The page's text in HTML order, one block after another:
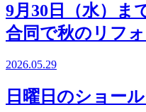
9月30日（水）ま
合同で秋のリフ
2026.05.29
日曜日のショー